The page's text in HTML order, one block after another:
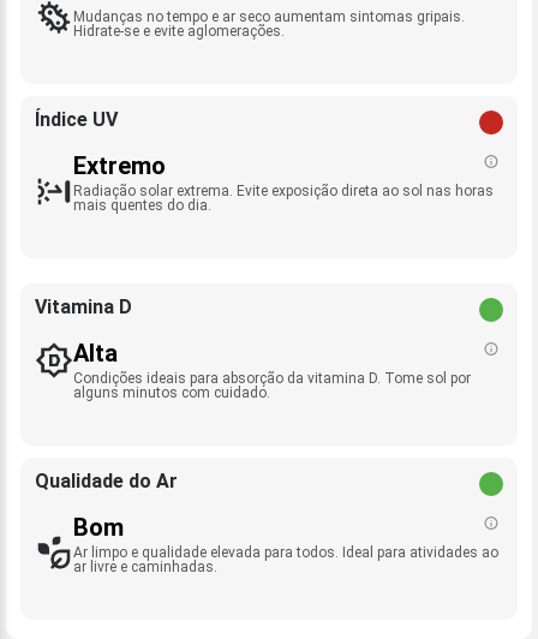
Mudanças no tempo e ar seco aumentam sintomas gripais.
Hidrate-se e evite aglomerações.
Índice UV
Extremo
Radiação solar extrema. Evite exposição direta ao sol nas horas
mais quentes do dia.
Vitamina D
Alta
Condições ideais para absorção da vitamina D. Tome sol por
alguns minutos com cuidado.
Qualidade do Ar
Bom
Ar limpo e qualidade elevada para todos. Ideal para atividades ao
ar livre e caminhadas.